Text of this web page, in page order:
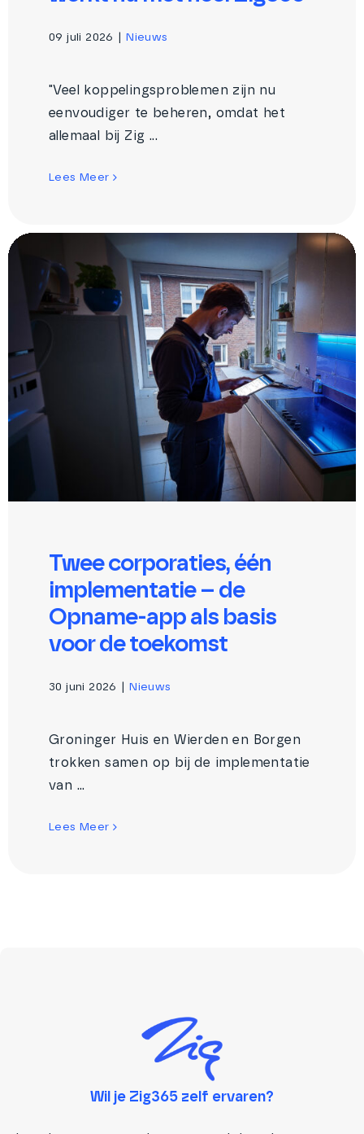
09 juli 2026 Nieuws
"Veel koppelingsproblemen zijn nu
eenvoudiger te beheren, omdat het
allemaal bij Zig ...
Lees Meer
Twee corporaties, één
implementatie – de
Opname-app als basis
voor de toekomst
30 juni 2026 Nieuws
Groninger Huis en Wierden en Borgen
trokken samen op bij de implementatie
van ...
Lees Meer
Wil je Zig365 zelf ervaren?